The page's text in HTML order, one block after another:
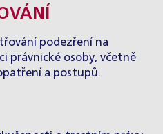
podezření na
právnické osoby, včetně
a postupů.